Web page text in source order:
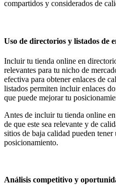
compartidos y considerados de
Uso de directorios y listados de
Incluir tu tienda online en
relevantes para tu nicho de
efectiva para obtener enlaces de
listados permiten incluir enlaces
que puede mejorar tu
Antes de incluir tu tienda online
de que este sea relevante y de
sitios de baja calidad pueden
posicionamiento.
Análisis competitivo y